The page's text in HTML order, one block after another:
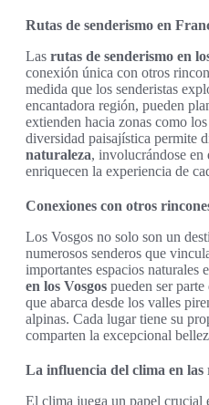
Rutas de senderismo en
Las rutas de senderismo en
conexión única con otros
medida que los senderistas
encantadora región, pueden
extienden hacia zonas como
diversidad paisajística permite
naturaleza, involucrándose en
enriquecen la experiencia de
Conexiones con otros
Los Vosgos no solo son un
numerosos senderos que
importantes espacios naturales
en los Vosgos pueden ser
que abarca desde los valles
alpinas. Cada lugar tiene su
comparten la excepcional
La influencia del clima en las
El clima juega un papel crucial